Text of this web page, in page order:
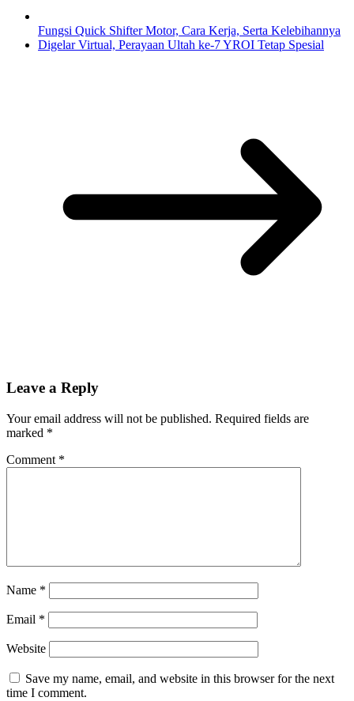
Fungsi Quick Shifter Motor, Cara Kerja, Serta Kelebihannya
Digelar Virtual, Perayaan Ultah ke-7 YROI Tetap Spesial
Leave a Reply
Your email address will not be published. Required fields are
marked *
Comment *
Name *
Email *
Website
Save my name, email, and website in this browser for the next
time I comment.